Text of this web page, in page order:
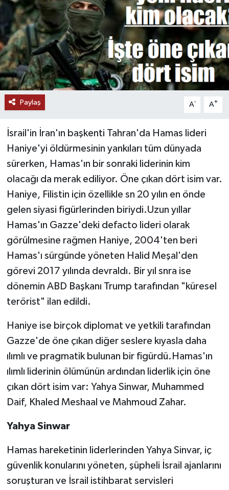
Paylaş A- A+
İsrail'in İran'ın başkenti Tahran'da Hamas lideri
Haniye'yi öldürmesinin yankıları tüm dünyada
sürerken, Hamas'ın bir sonraki liderinin kim
olacağı da merak ediliyor. Öne çıkan dört isim var.
Haniye, Filistin için özellikle sn 20 yılın en önde
gelen siyasi figürlerinden biriydi.Uzun yıllar
Hamas'ın Gazze'deki defacto lideri olarak
görülmesine rağmen Haniye, 2004'ten beri
Hamas'ı sürgünde yöneten Halid Meşal'den
görevi 2017 yılında devraldı. Bir yıl snra ise
dönemin ABD Başkanı Trump tarafından "küresel
terörist" ilan edildi.
Haniye ise birçok diplomat ve yetkili tarafından
Gazze'de öne çıkan diğer seslere kıyasla daha
ılımlı ve pragmatik bulunan bir figürdü.Hamas'ın
ılımlı liderinin ölümünün ardından liderlik için öne
çıkan dört isim var: Yahya Sinwar, Muhammed
Daif, Khaled Meshaal ve Mahmoud Zahar.
Yahya Sinwar
Hamas hareketinin liderlerinden Yahya Sinvar, iç
güvenlik konularını yöneten, şüpheli İsrail ajanlarını
soruşturan ve İsrail istihbarat servisleri